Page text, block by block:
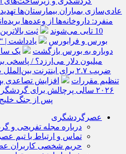
عادی‌سازی بمباران بیمارستان‌ها
منفرد: داروخانه‌ها از وعده‌ها
10 تایی می‌شوند
بورس و فرابورس
یادداشت |
دوباره به بورس بازگشت
میلیون دلار می‌ارزد؟ / پاسخی
ضریب ۲.۷ برای اینترنت
تنظیم مقررات
افزایش تصاعدی
۲۰۲۶ سالی پرچالش برای
پس از جنگ
عصرگردشگری
درباره مجله تفریحی و
تماس و ارتباط با تیم
حریم شخصی کاربران